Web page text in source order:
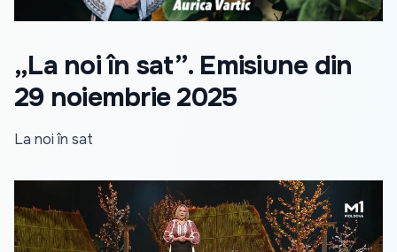
„La noi în sat”. Emisiune din
29 noiembrie 2025
La noi în sat